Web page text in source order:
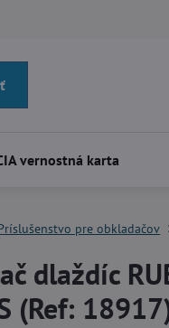
vernostná karta
pre obkladačov
dlaždíc
(Ref: